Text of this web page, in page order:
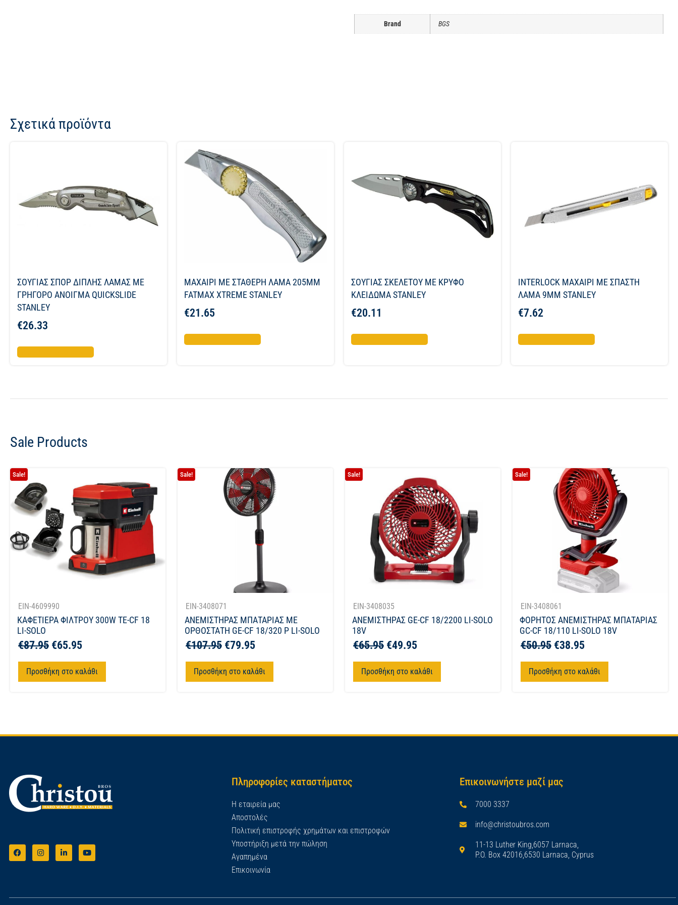
Brand BGS
Σχετικά προϊόντα
ΣΟΥΓΙΑΣ ΣΠΟΡ ΔΙΠΛΗΣ ΛΑΜΑΣ ΜΕ
ΓΡΗΓΟΡΟ ΑΝΟΙΓΜΑ QUICKSLIDE
STANLEY
€26.33
ΜΑΧΑΙΡΙ ΜΕ ΣΤΑΘΕΡΗ ΛΑΜΑ 205ΜΜ
FATMAX XTREME STANLEY
€21.65
ΣΟΥΓΙΑΣ ΣΚΕΛΕΤΟΥ ΜΕ ΚΡΥΦΟ
ΚΛΕΙΔΩΜΑ STANLEY
€20.11
INTERLOCK ΜΑΧΑΙΡΙ ΜΕ ΣΠΑΣΤΗ
ΛΑΜΑ 9ΜΜ STANLEY
€7.62
Sale Products
Sale!
EIN-4609990
ΚΑΦΕΤΙΕΡΑ ΦΙΛΤΡΟΥ 300W TE-CF 18
LI-SOLO
€87.95 €65.95
Προσθήκη στο καλάθι
Sale!
EIN-3408071
ΑΝΕΜΙΣΤΗΡΑΣ ΜΠΑΤΑΡΙΑΣ ΜΕ
ΟΡΘΟΣΤΑΤΗ GE-CF 18/320 P LI-SOLO
€107.95 €79.95
Προσθήκη στο καλάθι
Sale!
EIN-3408035
ΑΝΕΜΙΣΤΗΡΑΣ GE-CF 18/2200 LI-SOLO
18V
€65.95 €49.95
Προσθήκη στο καλάθι
Sale!
EIN-3408061
ΦΟΡΗΤΟΣ ΑΝΕΜΙΣΤΗΡΑΣ ΜΠΑΤΑΡΙΑΣ
GC-CF 18/110 LI-SOLO 18V
€50.95 €38.95
Προσθήκη στο καλάθι
Πληροφορίες καταστήματος
Η εταιρεία μας
Αποστολές
Πολιτική επιστροφής χρημάτων και επιστροφών
Υποστήριξη μετά την πώληση
Αγαπημένα
Επικοινωνία
Επικοινωνήστε μαζί μας
7000 3337
info@christoubros.com
11-13 Luther King,6057 Larnaca,
P.O. Box 42016,6530 Larnaca, Cyprus